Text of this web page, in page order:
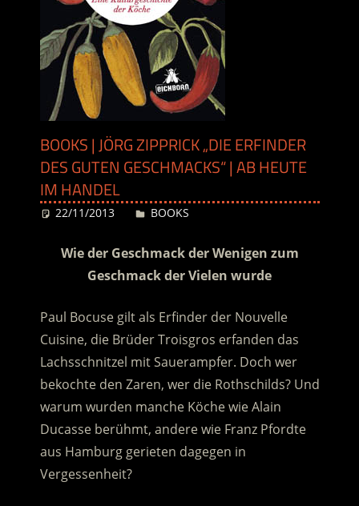
BOOKS | JÖRG ZIPPRICK „DIE ERFINDER
DES GUTEN GESCHMACKS“ | AB HEUTE
IM HANDEL
22/11/2013 Desiree
BOOKS
Wie der Geschmack der Wenigen zum
Geschmack der Vielen wurde
Paul Bocuse gilt als Erfinder der Nouvelle
Cuisine, die Brüder Troisgros erfanden das
Lachsschnitzel mit Sauerampfer. Doch wer
bekochte den Zaren, wer die Rothschilds? Und
warum wurden manche Köche wie Alain
Ducasse berühmt, andere wie Franz Pfordte
aus Hamburg gerieten dagegen in
Vergessenheit?